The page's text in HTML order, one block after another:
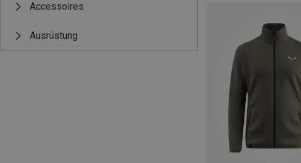
Accessoires
Ausrüstung